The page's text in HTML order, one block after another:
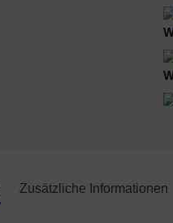
Zusätzliche Informationen